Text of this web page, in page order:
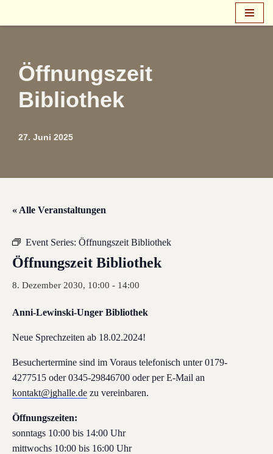
springen
Öffnungszeit
Bibliothek
27. Juni 2025
« Alle Veranstaltungen
Event Series: Öffnungszeit Bibliothek
Öffnungszeit Bibliothek
8. Dezember 2030, 10:00 - 14:00
Anni-Lewinski-Unger Bibliothek
Neue Sprechzeiten ab 18.02.2024!
Besuchertermine sind im Voraus telefonisch unter 0179-
4277515 oder 0345-29846700 oder per E-Mail an
kontakt@jghalle.de zu vereinbaren.
Öffnungszeiten:
sonntags 10:00 bis 14:00 Uhr
mittwochs 10:00 bis 16:00 Uhr